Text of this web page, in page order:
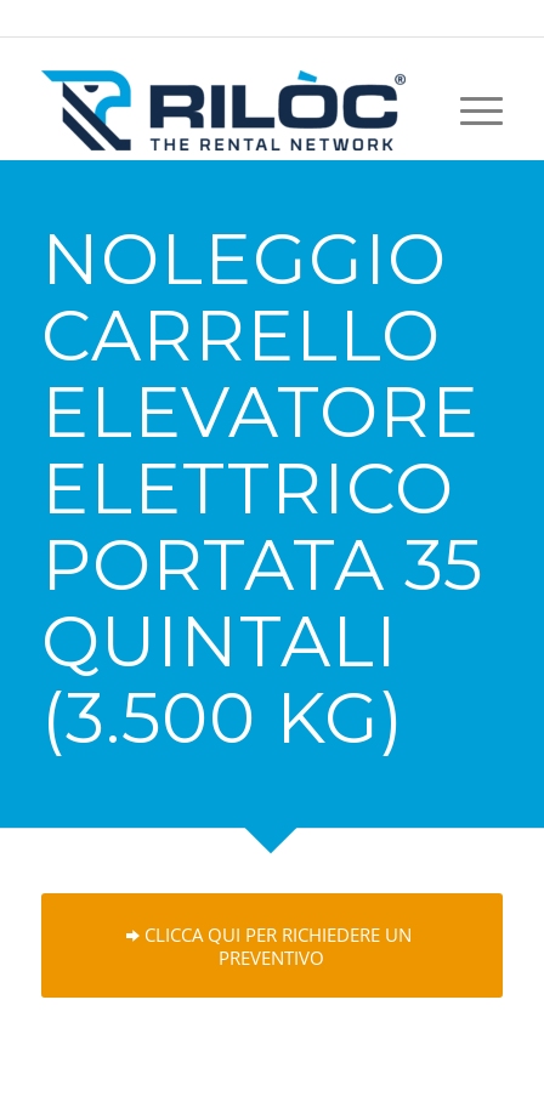
NOLEGGIO
CARRELLO
ELEVATORE
ELETTRICO
PORTATA 35
QUINTALI
(3.500 KG)
CLICCA QUI PER RICHIEDERE UN
PREVENTIVO